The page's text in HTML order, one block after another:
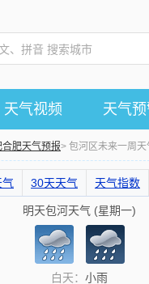
天气视频 天气
合肥天气预报> 包河区未来一周天
30天天气 天气指数
明天包河天气 (星期一)
白天： 小雨